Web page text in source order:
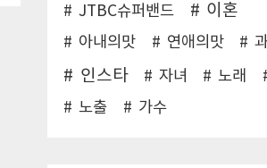
JTBC슈퍼밴드 이혼
아내의맛 연애의맛
인스타 자녀 노래
노출
가수